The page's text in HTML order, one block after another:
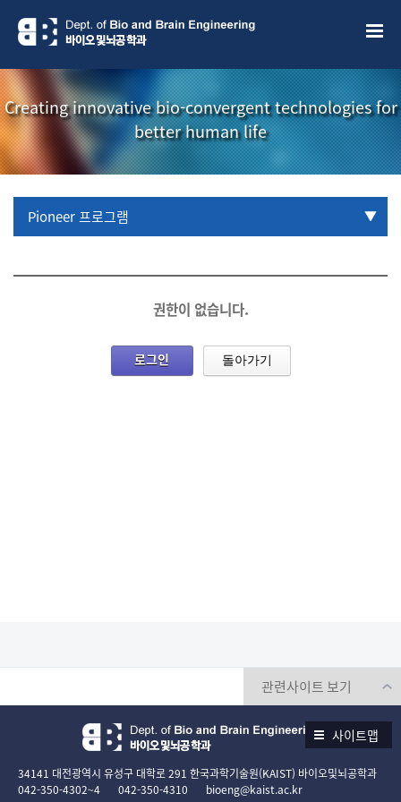
Creating innovative bio-convergent technologies for
better human life
Pioneer 프로그램
권한이 없습니다.
로그인 돌아가기
사이트맵
34141 대전광역시 유성구 대학로 291 한국과학기술원(KAIST) 바이오및뇌공학과
042-350-4302~4
042-350-4310 bioeng@kaist.ac.kr